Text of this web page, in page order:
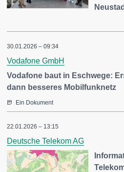
30.01.2026 – 09:34
Vodafone GmbH
Vodafone baut in Eschwege:
dann besseres Mobilfunknetz
Ein Dokument
22.01.2026 – 13:15
Deutsche Telekom AG